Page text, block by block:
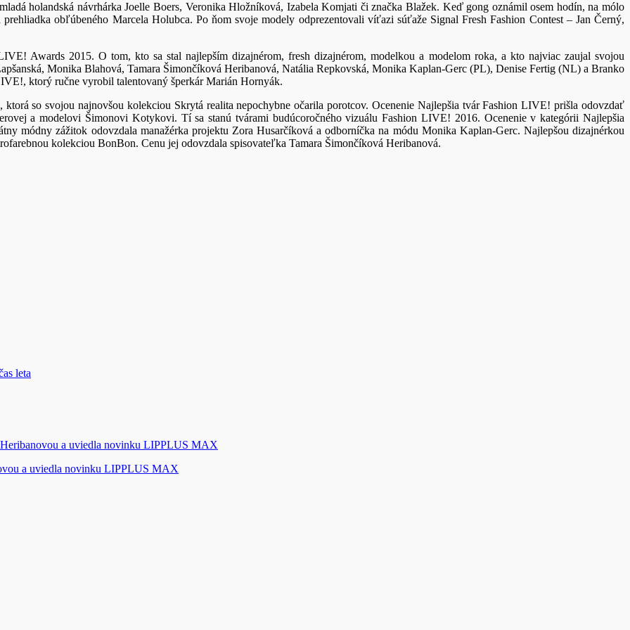
holandská návrhárka Joelle Boers, Veronika Hložníková, Izabela Komjati či značka Blažek. Keď gong oznámil osem hodín, na mólo
obľúbeného Marcela Holubca. Po ňom svoje modely odprezentovali víťazi súťaže Signal Fresh Fashion Contest – Jan Černý,
Awards 2015. O tom, kto sa stal najlepším dizajnérom, fresh dizajnérom, modelkou a modelom roka, a kto najviac zaujal svojou
Monika Blahová, Tamara Šimončíková Heribanová, Natália Repkovská, Monika Kaplan-Gerc (PL), Denise Fertig (NL) a Branko
ktorý ručne vyrobil talentovaný šperkár Marián Hornyák.
so svojou najnovšou kolekciou Skrytá realita nepochybne očarila porotcov. Ocenenie Najlepšia tvár Fashion LIVE! prišla odovzdať
a modelovi Šimonovi Kotykovi. Tí sa stanú tvárami budúcoročného vizuálu Fashion LIVE! 2016. Ocenenie v kategórii Najlepšia
módny zážitok odovzdala manažérka projektu Zora Husarčíková a odborníčka na módu Monika Kaplan-Gerc. Najlepšou dizajnérkou
kolekciou BonBon. Cenu jej odovzdala spisovateľka Tamara Šimončíková Heribanová.
a uviedla novinku LIPPLUS MAX